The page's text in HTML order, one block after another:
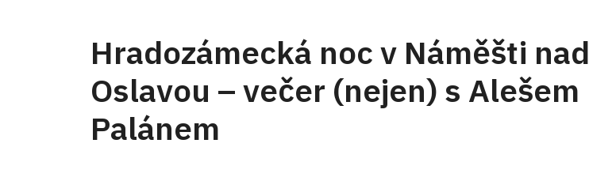
Hradozámecká noc v Náměšti nad
Oslavou – večer (nejen) s Alešem
Palánem